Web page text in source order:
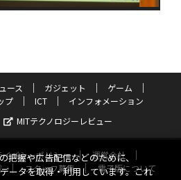
ース ガジェット
ゲーム
プ ICT
インフォメーション
MITテクノロジーレビュー
イバシーポリシー
運営会社
スタッフ募集
電子版について
把握や広告配信などのために、
ータを取得・利用しています。これ